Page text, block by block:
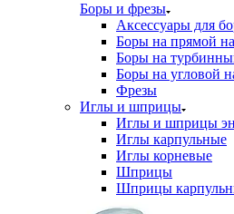
Боры и фрезы
Аксессуары для
Боры на прямой
Боры на
Боры на угловой
Фрезы
Иглы и шприцы
Иглы и шприцы
Иглы карпульные
Иглы корневые
Шприцы
Шприцы